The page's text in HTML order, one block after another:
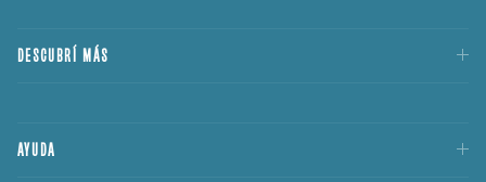
DESCUBRÍ MÁS
AYUDA